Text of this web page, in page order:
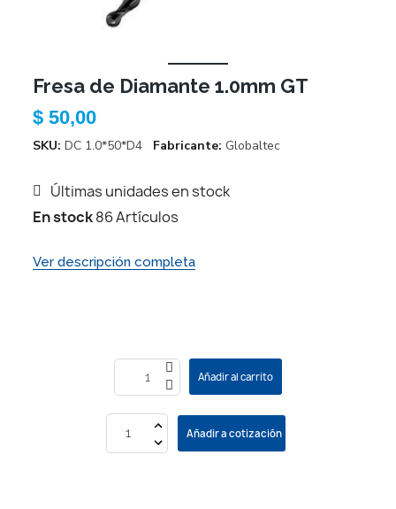
Fresa de Diamante 1.0mm GT
SKU DC 1.0*50*D4 Fabricante Globaltec
$ 50,00
Últimas unidades en stock
En stock86 Artículos
Ver descripción completa
Añadir al carrito
Añadir a cotización